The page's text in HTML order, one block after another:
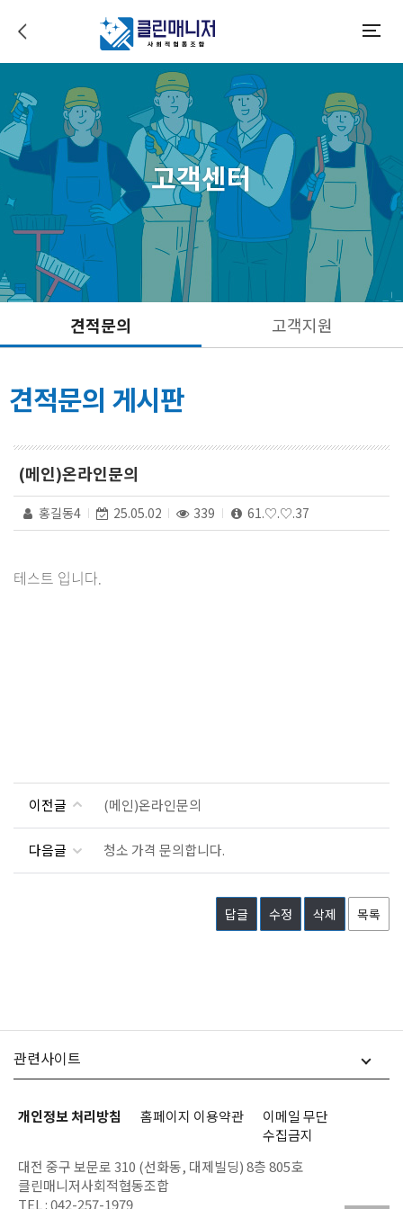
이전으로 가기
고객센터
견적문의 고객지원
견적문의 게시판
(메인)온라인문의
홍길동4 25.05.02 339 61.♡.♡.37
테스트 입니다.
이전글 (메인)온라인문의
다음글 청소 가격 문의합니다.
답글 수정 삭제 목록
개인정보 처리방침 홈페이지 이용약관
이메일 무단
수집금지
대전 중구 보문로 310 (선화동, 대제빌딩) 8층 805호
클린매니저사회적협동조합
TEL :042-257-1979
관련사이트